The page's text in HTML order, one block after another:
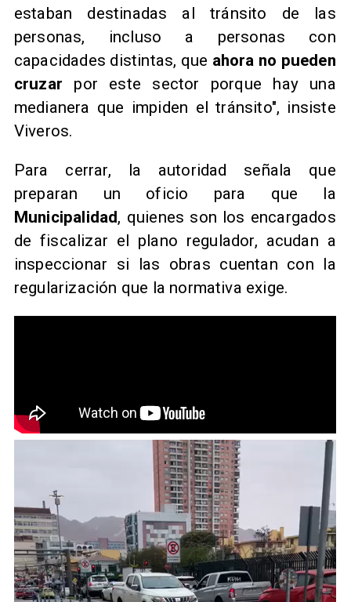
estaban destinadas al tránsito de las
personas, incluso a personas con
capacidades distintas, que ahora no pueden
cruzar por este sector porque hay una
medianera que impiden el tránsito", insiste
Viveros.
Para cerrar, la autoridad señala que
preparan un oficio para que la
Municipalidad, quienes son los encargados
de fiscalizar el plano regulador, acudan a
inspeccionar si las obras cuentan con la
regularización que la normativa exige.